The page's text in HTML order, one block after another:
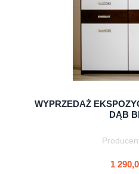
WYPRZEDAŻ
DĄB
1